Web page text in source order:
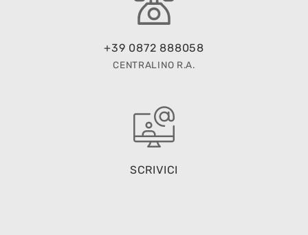
+39 0872 888058
CENTRALINO R.A.
SCRIVICI